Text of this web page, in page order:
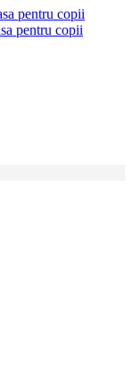
pentru copii
pentru copii